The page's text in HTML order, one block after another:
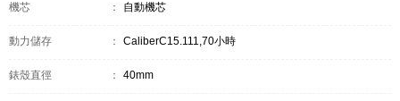
機芯 ： 自動機芯
動力儲存 ： CaliberC15.111,70小時
錶殼直徑 ： 40mm